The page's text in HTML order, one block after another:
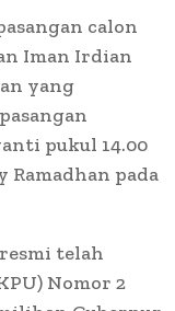
calon
Iman Irdian
yang
pukul 14.00
Ramadhan pada
telah
Nomor 2